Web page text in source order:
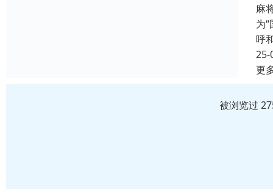
麻
为
呼
25-
更
被浏览过